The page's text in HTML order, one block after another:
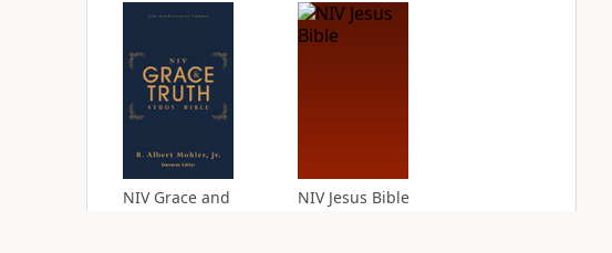
NIV Grace and
NIV Jesus Bible